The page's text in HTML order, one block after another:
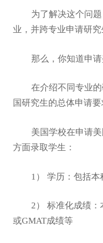
为了解决这个问
业，并跨专业申请研究
那么，你知道申
在介绍不同专业
国研究生的总体申请要
美国学校在申请
方面录取学生：
1） 学历：包括
2） 标准化成绩
或GMAT成绩等